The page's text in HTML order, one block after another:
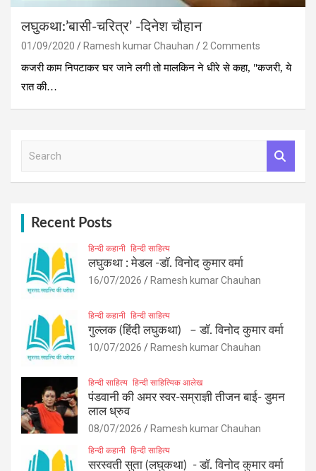
लघुकथा:’बासी-चरित्र’ -दिनेश चौहान
01/09/2020 Ramesh kumar Chauhan
2 Comments
कजरी काम निपटाकर घर जाने लगी तो मालकिन ने धीरे से कहा, "कजरी, ये
रात की…
Recent Posts
हिन्दी कहानी हिन्दी साहित्य
लघुकथा : मेडल -डॉ. विनोद कुमार वर्मा
16/07/2026 Ramesh kumar Chauhan
हिन्दी कहानी हिन्दी साहित्य
गुल्लक (हिंदी लघुकथा) – डॉ. विनोद कुमार वर्मा
10/07/2026 Ramesh kumar Chauhan
हिन्दी साहित्य हिन्दी साहित्यिक आलेख
पंडवानी की अमर स्वर-सम्राज्ञी तीजन बाई- डुमन
लाल ध्रुव
08/07/2026 Ramesh kumar Chauhan
हिन्दी कहानी हिन्दी साहित्य
सरस्वती सुता (लघुकथा) ​- डॉ. विनोद कुमार वर्मा